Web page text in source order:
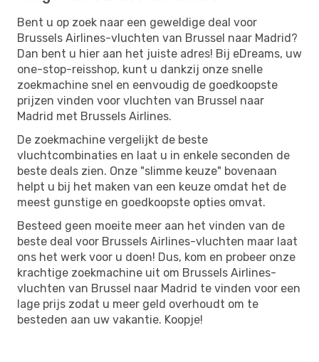
Bent u op zoek naar een geweldige deal voor
Brussels Airlines-vluchten van Brussel naar Madrid?
Dan bent u hier aan het juiste adres! Bij eDreams, uw
one-stop-reisshop, kunt u dankzij onze snelle
zoekmachine snel en eenvoudig de goedkoopste
prijzen vinden voor vluchten van Brussel naar
Madrid met Brussels Airlines.
De zoekmachine vergelijkt de beste
vluchtcombinaties en laat u in enkele seconden de
beste deals zien. Onze "slimme keuze" bovenaan
helpt u bij het maken van een keuze omdat het de
meest gunstige en goedkoopste opties omvat.
Besteed geen moeite meer aan het vinden van de
beste deal voor Brussels Airlines-vluchten maar laat
ons het werk voor u doen! Dus, kom en probeer onze
krachtige zoekmachine uit om Brussels Airlines-
vluchten van Brussel naar Madrid te vinden voor een
lage prijs zodat u meer geld overhoudt om te
besteden aan uw vakantie. Koopje!